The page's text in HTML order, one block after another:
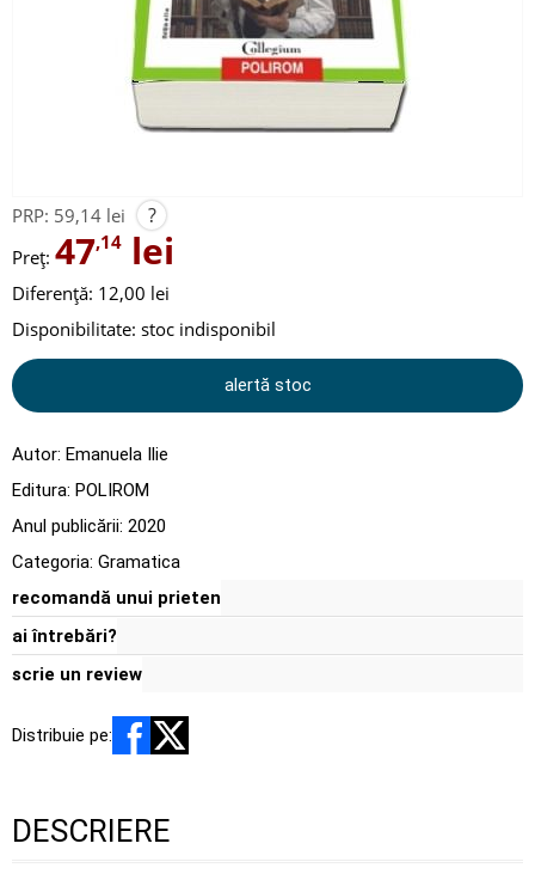
PRP: 59,14 lei ?
Preț: 47,14 lei
Diferență: 12,00 lei
Disponibilitate: stoc indisponibil
alertă stoc
Autor: Emanuela Ilie
Editura: POLIROM
Anul publicării: 2020
Categoria: Gramatica
recomandă unui prieten
ai întrebări?
scrie un review
Distribuie pe:
DESCRIERE